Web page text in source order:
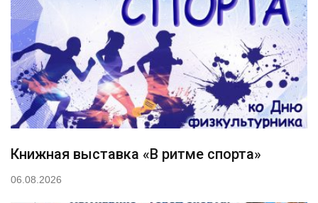
Книжная выставка «В ритме спорта»
06.08.2026